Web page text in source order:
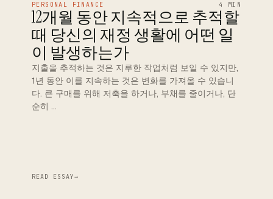
PERSONAL FINANCE 4 MIN
12개월 동안 지속적으로 추적할
때 당신의 재정 생활에 어떤 일
이 발생하는가
지출을 추적하는 것은 지루한 작업처럼 보일 수 있지만,
1년 동안 이를 지속하는 것은 변화를 가져올 수 있습니
다. 큰 구매를 위해 저축을 하거나, 부채를 줄이거나, 단
순히 …
READ ESSAY→